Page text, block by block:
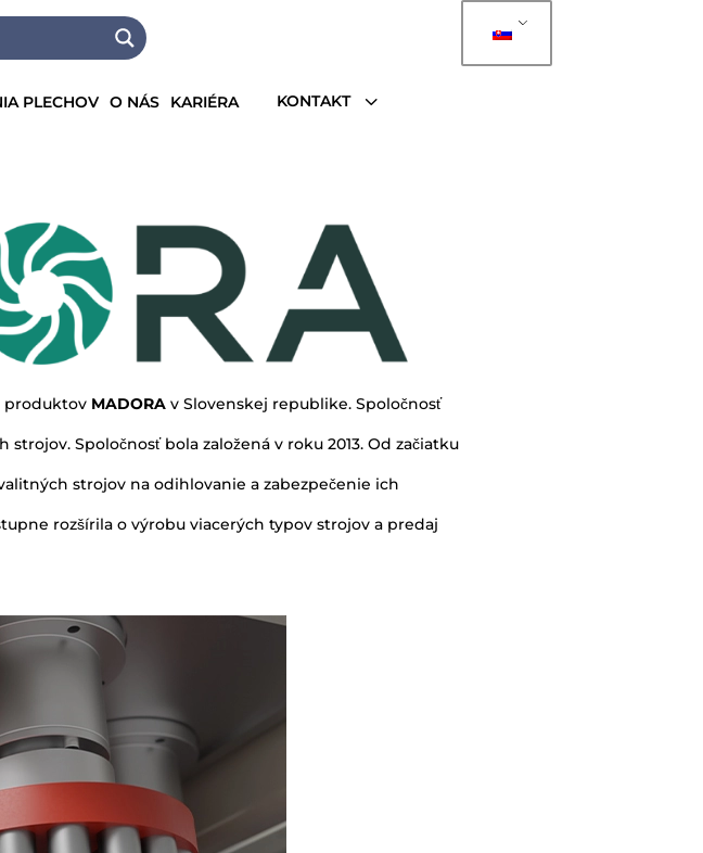
PLECHOV O NÁS KARIÉRA 3
KONTAKT
produktov MADORAv Slovenskej republike. Spoločnosť
Spoločnosť bola založená v roku 2013. Od začiatku
strojov na odihlovanie a zabezpečenie ich
rozšírila o výrobu viacerých typov strojov a predaj